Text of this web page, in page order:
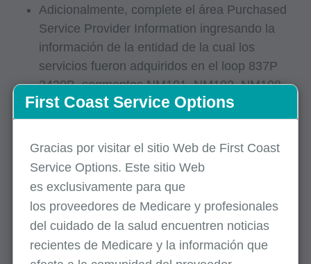
Adicionalmente, complete el área Purchased
Service Provider Information ingresando la
información de la entidad de la cual los
servicios fueron adquiridos en el loop 837P
2420B, segmentos NM101, NM102, NM108,
NM109, para todos los servicios contra el
margen de ganancia.
NM101 = Código identificador de la entidad
(ingrese 'QB' en este campo)
NM102 = Calificador del tipo entidad
(persona='1'; no persona /
establecimiento='2')
NM108 = Calificador del código de
First Coast Service Options
Gracias por visitar el sitio Web de First Coast
Service Options. Este sitio Web
es exclusivamente para que
los proveedores de Medicare y profesionales
del cuidado de la salud encuentren noticias
recientes de Medicare y la información que